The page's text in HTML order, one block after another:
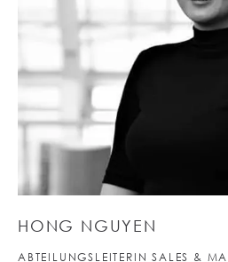
HONG NGUYEN
ABTEILUNGSLEITERIN SALES &